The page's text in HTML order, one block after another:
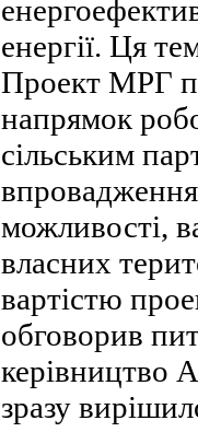
енергії. Ця
Проект МРГ
напрямок
сільським
впровадження
можливості,
власних
вартістю
обговорив
керівництво
зразу